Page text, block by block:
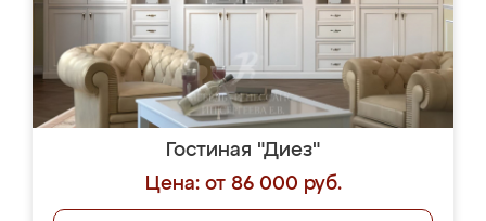
Гостиная "Диез"
Цена: от 86 000 руб.